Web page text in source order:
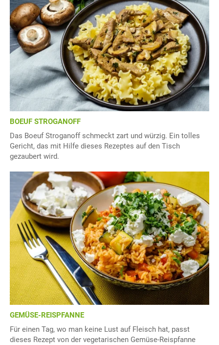
BOEUF STROGANOFF
Das Boeuf Stroganoff schmeckt zart und würzig. Ein tolles
Gericht, das mit Hilfe dieses Rezeptes auf den Tisch
gezaubert wird.
GEMÜSE-REISPFANNE
Für einen Tag, wo man keine Lust auf Fleisch hat, passt
dieses Rezept von der vegetarischen Gemüse-Reispfanne